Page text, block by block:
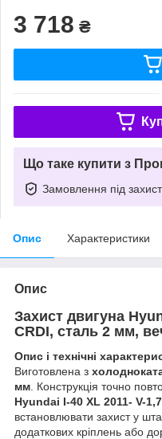
3 718 ₴
Що таке купити з
Замовлення під
Опис Характеристики
Опис
Захист двигуна
CRDI, сталь 2 мм,
Опис і технічні
Виготовлена з
мм . Конструкція точно
Hyundai I-40 XL 2011- V-
встановлювати захист у
додаткових кріплень або